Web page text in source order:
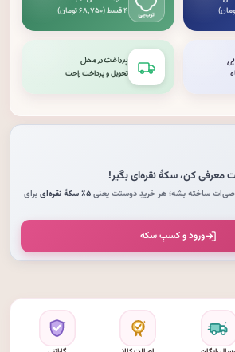
۴ قسط (۶۸٬۷۵۰ تومان)
پرداخت در محل
تحویل و پرداخت راحت
معرفی کن،سکهٔ نقره‌ایبگیر!
ساخته بشه؛ هر خریدِ دوستت یعنی۵٪ سکهٔ نقره‌ای
برای
ورود و کسبِ سکه